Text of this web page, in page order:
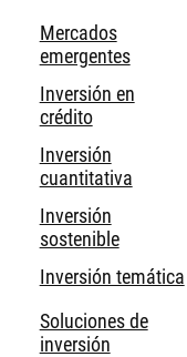
Mercados
emergentes
Inversión en
crédito
Inversión
cuantitativa
Inversión
sostenible
Inversión temática
Soluciones de
inversión